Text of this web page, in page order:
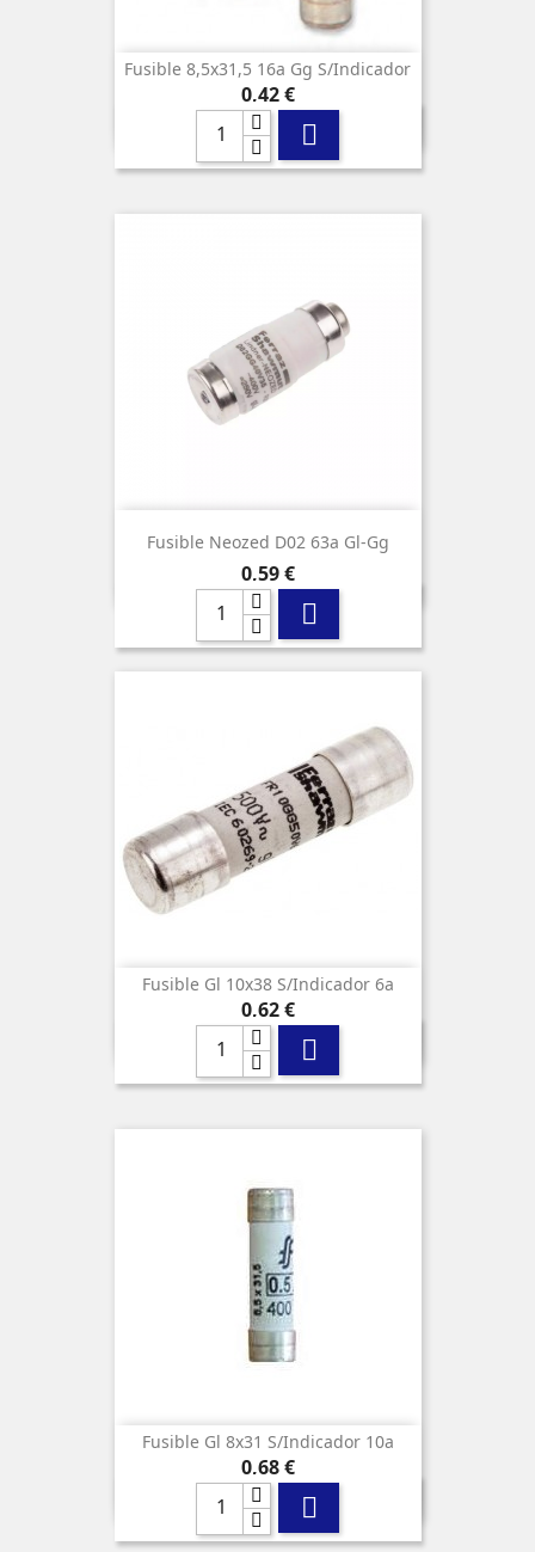
Fusible 8,5x31,5 16a Gg S/indicador
Precio
0,42 €

Fusible Neozed D02 63a Gl-Gg
Precio
0,59 €

Fusible Gl 10x38 S/indicador 6a
Precio
0,62 €

Fusible Gl 8x31 S/indicador 10a
Precio
0,68 €
